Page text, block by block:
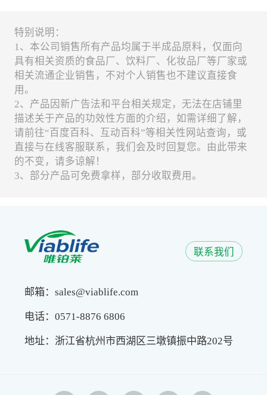
特别说明：
1、本公司销售所有产品均属于半成品原料，仅面向
具有相关资质的食品厂、饮料厂、化妆品厂等厂家或
相关流通企业销售，不对个人销售也不建议直接食
用。
2、产品因新广告法和平台相关规定，无法在店铺里
描述关于产品的功效性方面的介绍，如需详细了解，
请前往“百度百科、互动百科”等相关性网站查询，或
直接与在线客服联系，我们会及时回复您。由此带来
的不变，请多谅解！
3、部分产品可免费拿样，部分收取费用。
联系我们
邮箱：sales@viablife.com
电话：0571-8876 6806
地址：浙江省杭州市西湖区三墩镇振中路202号